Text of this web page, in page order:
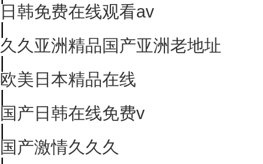
日韩免费在线观看av
|
久久亚洲精品国产亚洲老地址
|
欧美日本精品在线
|
国产日韩在线免费v
|
国产激情久久久